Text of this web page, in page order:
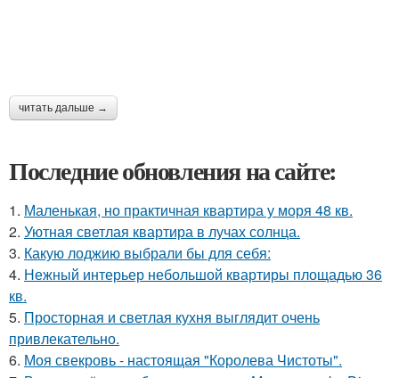
читать дальше →
Последние обновления на сайте:
1. Маленькая, но практичная квартира у моря 48 кв.
2. Уютная светлая квартира в лучах солнца.
3. Какую лоджию выбрали бы для себя:
4. Нежный интерьер небольшой квартиры площадью 36
кв.
5. Просторная и светлая кухня выглядит очень
привлекательно.
6. Моя свекровь - настоящая "Королева Чистоты".